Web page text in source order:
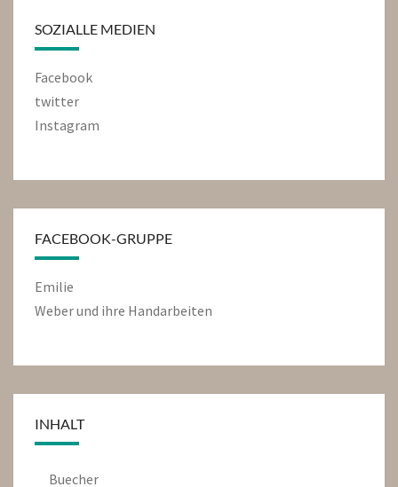
SOZIALLE MEDIEN
Facebook
twitter
Instagram
FACEBOOK-GRUPPE
Emilie
Weber und ihre Handarbeiten
INHALT
Buecher